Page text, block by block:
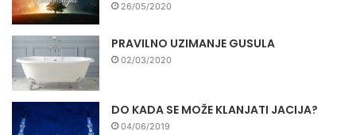
26/05/2020
PRAVILNO UZIMANJE GUSULA
02/03/2020
DO KADA SE MOŽE KLANJATI JACIJA?
04/06/2019